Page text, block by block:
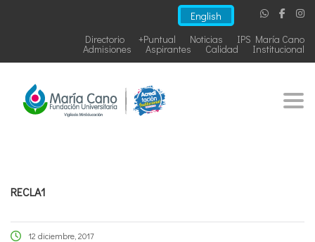
English
IPS María Cano
Noticias
+Puntual
Directorio
Institucional
Calidad
Aspirantes
Admisiones
RECLA1
12 diciembre, 2017